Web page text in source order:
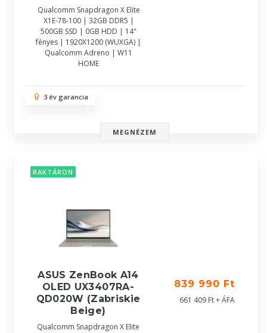
Qualcomm Snapdragon X Elite
X1E-78-100 | 32GB DDR5 |
500GB SSD | 0GB HDD | 14"
fényes | 1920X1200 (WUXGA) |
Qualcomm Adreno | W11
HOME
3 év garancia
MEGNÉZEM
RAKTÁRON
ASUS ZenBook A14
OLED UX3407RA-
QD020W (Zabriskie
Beige)
Qualcomm Snapdragon X Elite
839 990 Ft
661 409 Ft + ÁFA